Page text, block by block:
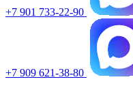
+7 901 733-22-90
+7 909 621-38-80